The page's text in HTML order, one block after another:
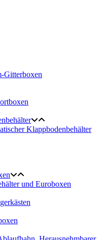
Gitterboxen
Klappbodenbehälter
und Euroboxen